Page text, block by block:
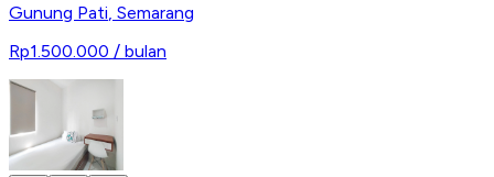
Gunung Pati Semarang
Rp1.500.000 / bulan